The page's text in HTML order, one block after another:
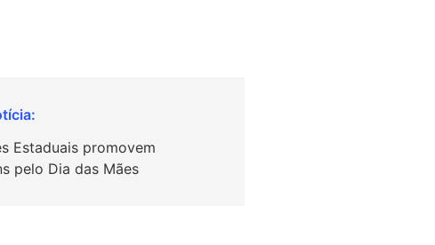
Estaduais promovem
pelo Dia das Mães